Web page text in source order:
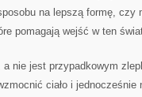
na lepszą formę, czy
pomagają wejść w ten
nie jest przypadkowym
ciało i